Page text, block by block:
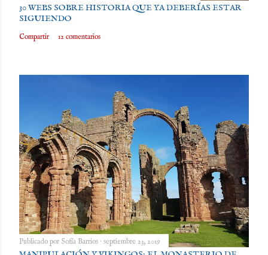
30 WEBS SOBRE HISTORIA QUE YA DEBERÍAS ESTAR
SIGUIENDO
Compartir 12 comentarios
Publicado por Sofía Barrios septiembre 23, 2019